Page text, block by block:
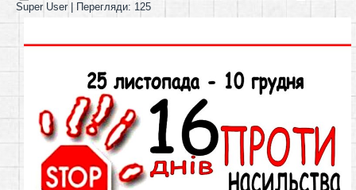
Super User| Перегляди: 125